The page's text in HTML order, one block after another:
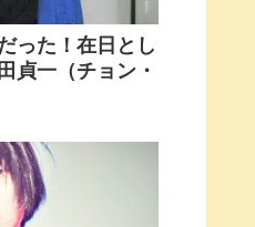
った！在日とし
貞一（チョン・